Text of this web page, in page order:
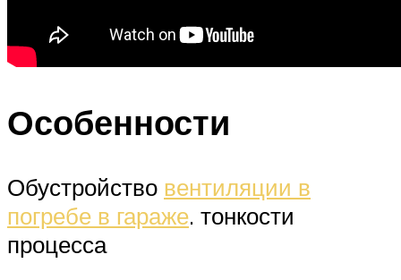
Особенности
Обустройство вентиляции в
погребе в гараже. тонкости
процесса